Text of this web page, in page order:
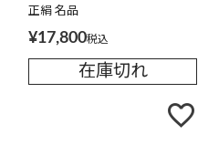
正絹 名品
¥17,800税込
在庫切れ